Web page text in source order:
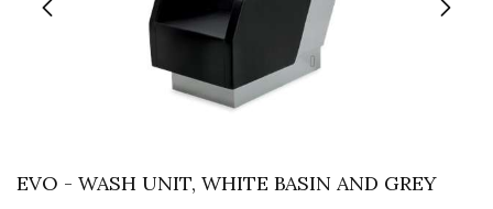
EVO - WASH UNIT, WHITE BASIN AND GREY